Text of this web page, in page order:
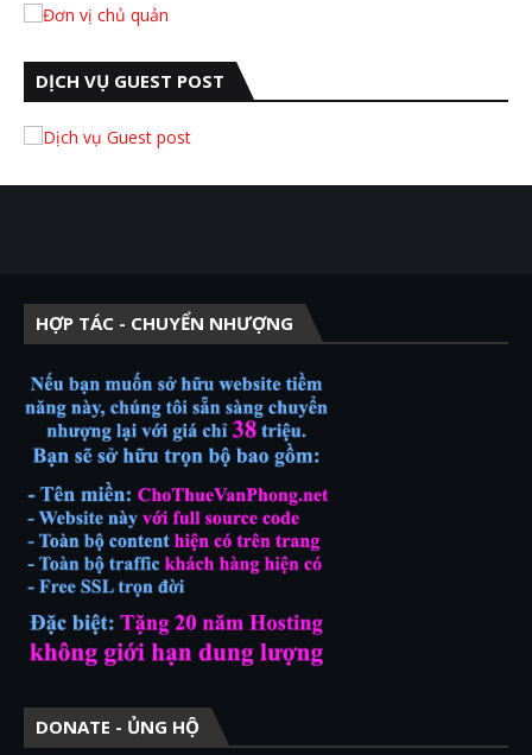
DỊCH VỤ GUEST POST
HỢP TÁC - CHUYỂN NHƯỢNG
DONATE - ỦNG HỘ